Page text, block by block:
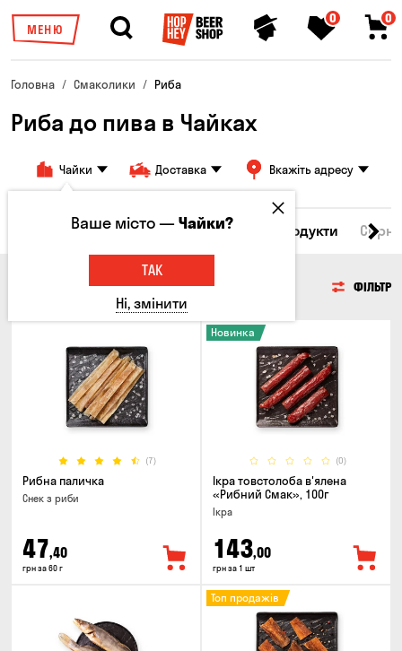
МЕНЮ
0 0
Головна Смаколики Риба
Риба до пива в Чайках
Чайки Доставка Вкажіть адресу
Всі товари М'ясо Риба Морепродукти
ФІЛЬТР
(7)
Рибна паличка
Снек з риби
47,40
грн за 60 г
(0)
Новинка
Ікра товстолоба в'ялена
«Рибний Смак», 100г
Ікра
143,00
грн за 1 шт
Топ продажів
Ваше місто —Чайки?
ТАК
Ні, змінити